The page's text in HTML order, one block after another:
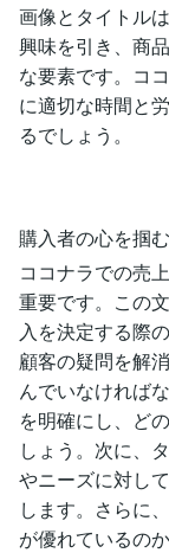
画像とタイトル
興味を引き、商
な要素です。コ
に適切な時間と
るでしょう。
購入者の心を掴
ココナラでの売
重要です。この
入を決定する際
顧客の疑問を解
んでいなければ
を明確にし、ど
しょう。次に、
やニーズに対し
します。さらに
が優れているの